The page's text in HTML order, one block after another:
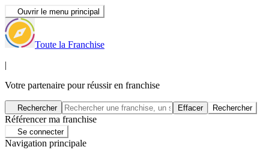
Ouvrir le menu principal
Toute la Franchise
|
Votre partenaire pour réussir en franchise
Rechercher Effacer Rechercher
Référencer ma franchise
Se connecter
Navigation principale